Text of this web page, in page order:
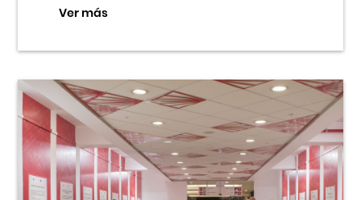
Ver más